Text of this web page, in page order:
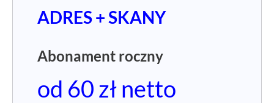
ADRES + SKANY
Abonament roczny
od 60 zł netto